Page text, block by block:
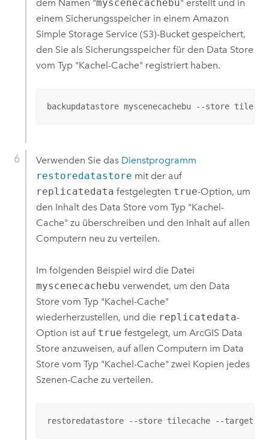
dem Namen "myscenecachebu" erstellt und in
einem Sicherungsspeicher in einem Amazon
Simple Storage Service (S3)-Bucket gespeichert,
den Sie als Sicherungsspeicher für den Data Store
vom Typ "Kachel-Cache" registriert haben.
backupdatastore myscenecachebu --store
Verwenden Sie das Dienstprogramm
restoredatastore mit der auf
replicatedata festgelegten true-Option, um
den Inhalt des Data Store vom Typ "Kachel-
Cache" zu überschreiben und den Inhalt auf allen
Computern neu zu verteilen.
Im folgenden Beispiel wird die Datei
myscenecachebu verwendet, um den Data
Store vom Typ "Kachel-Cache"
wiederherzustellen, und die replicatedata-
Option ist auf true festgelegt, um ArcGIS Data
Storeanzuweisen, auf allen Computern im Data
Store vom Typ "Kachel-Cache" zwei Kopien jedes
Szenen-Cache zu verteilen.
restoredatastore --store tilecache --target